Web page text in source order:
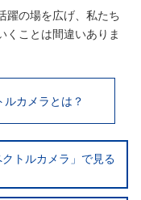
躍の場を広げ、私たち
くことは間違いありま
カメラとは？
トルカメラ」で見る